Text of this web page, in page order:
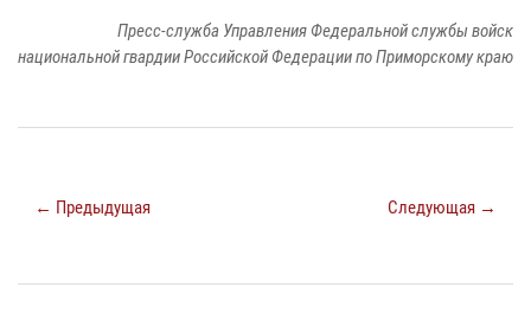
Пресс-служба Управления Федеральной службы войск
национальной гвардии Российской Федерации по Приморскому краю
← Предыдущая Следующая →